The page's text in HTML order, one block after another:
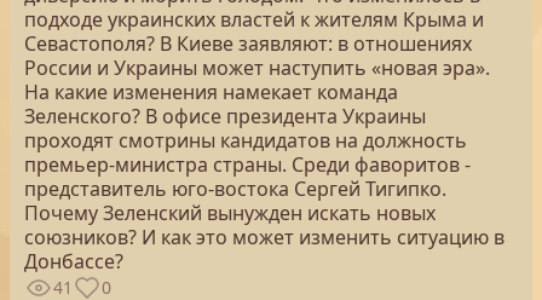
подходе украинских властей к жителям Крыма и
Севастополя? В Киеве заявляют: в отношениях
России и Украины может наступить «новая эра».
На какие изменения намекает команда
Зеленского? В офисе президента Украины
проходят смотрины кандидатов на должность
премьер-министра страны. Среди фаворитов -
представитель юго-востока Сергей Тигипко.
Почему Зеленский вынужден искать новых
союзников? И как это может изменить ситуацию в
Донбассе?
41 0